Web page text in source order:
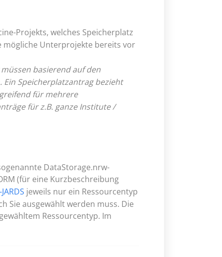
Projekts, welches Speicherplatz
mögliche Unterprojekte bereits vor
basierend auf den
Speicherplatzantrag bezieht
für mehrere
für z.B. ganze Institute /
DataStorage.nrw-
(für eine Kurzbeschreibung
jeweils nur ein Ressourcentyp
Sie ausgewählt werden muss. Die
Ressourcentyp. Im